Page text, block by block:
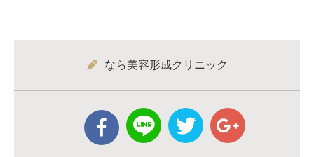
なら美容形成クリニック